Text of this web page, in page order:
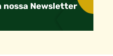
nossa Newsletter